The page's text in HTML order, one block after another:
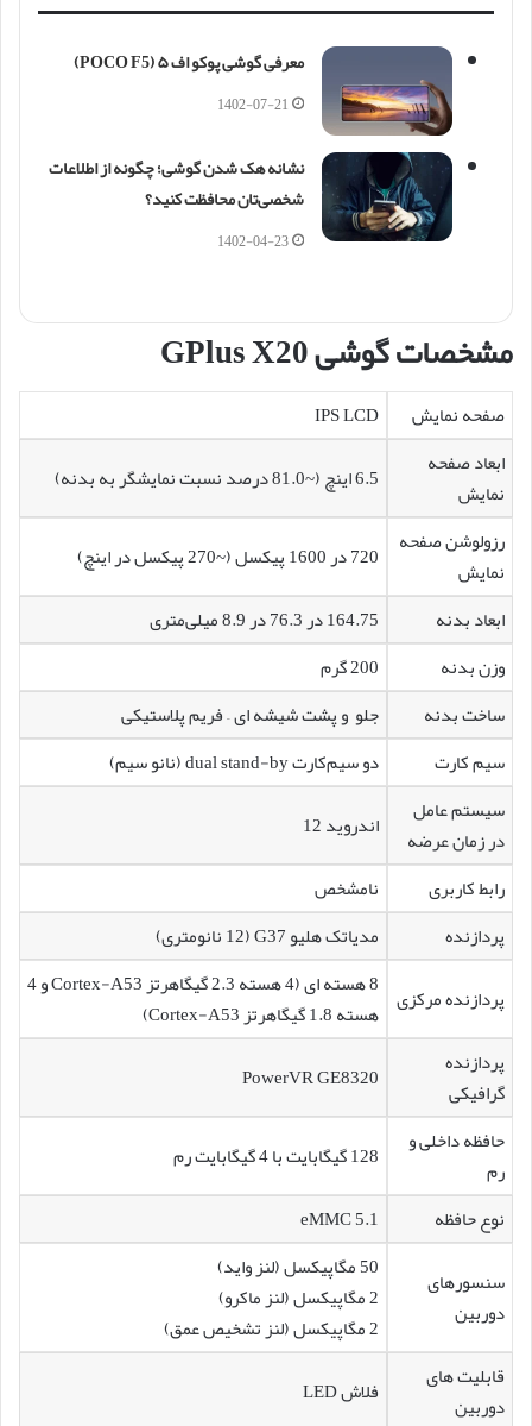
معرفی گوشی پوکو اف ۵ (POCO F5)
1402-07-21
نشانه هک شدن گوشی؛ چگونه از اطلاعات
شخصی‌تان محافظت کنید؟
1402-04-23
مشخصات گوشی GPlus X20
صفحه نمایش
IPS LCD
ابعاد صفحه
نمایش
6.5 اینچ (~81.0 درصد نسبت نمایشگر به بدنه)
رزولوشن صفحه
نمایش
720 در 1600 پیکسل (~270 پیکسل در اینچ)
ابعاد بدنه
164.75 در 76.3 در 8.9 میلی‌متری
وزن بدنه
200 گرم
ساخت بدنه
جلو و پشت شیشه ای – فریم پلاستیکی
سیم کارت
دو سیم‌کارت dual stand-by (نانو سیم)
سیستم عامل
در زمان عرضه
اندروید 12
رابط کاربری
نامشخص
پردازنده
مدیاتک هلیو G37 (12 نانومتری)
پردازنده مرکزی
8 هسته ای (4 هسته 2.3 گیگاهرتز Cortex-A53 و 4
هسته 1.8 گیگاهرتز Cortex-A53)
پردازنده
گرافیکی
PowerVR GE8320
حافظه داخلی و
رم
128 گیگابایت با 4 گیگابایت رم
نوع حافظه
eMMC 5.1
سنسورهای
دوربین
50 مگاپیکسل (لنز واید)
2 مگاپیکسل (لنز ماکرو)
2 مگاپیکسل (لنز تشخیص عمق)
قابلیت های
دوربین
فلاش LED